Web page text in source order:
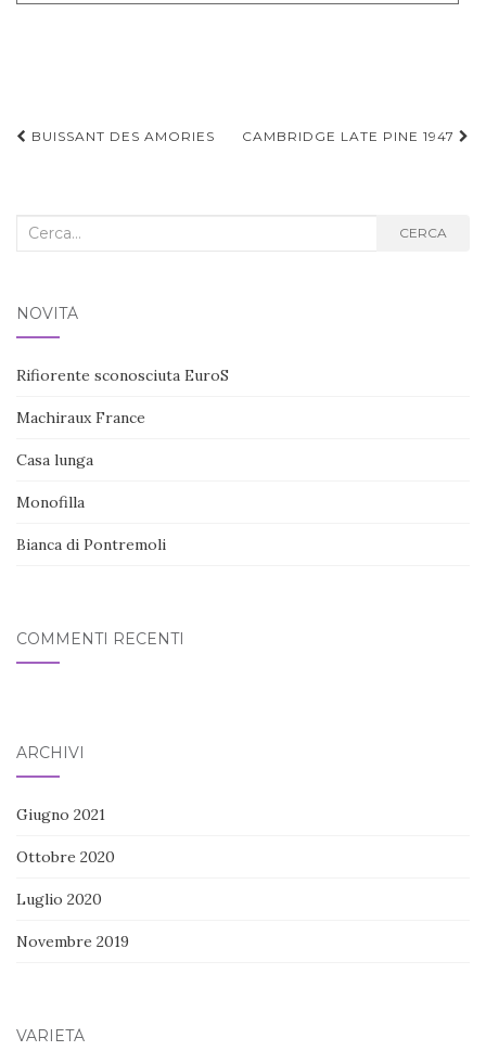
Navigazione
BUISSANT DES AMORIES CAMBRIDGE LATE PINE 1947
Cerca
CERCA
NOVITÀ
Rifiorente sconosciuta EuroS
Machiraux France
Casa lunga
Monofilla
Bianca di Pontremoli
COMMENTI RECENTI
ARCHIVI
Giugno 2021
Ottobre 2020
Luglio 2020
Novembre 2019
VARIETÀ